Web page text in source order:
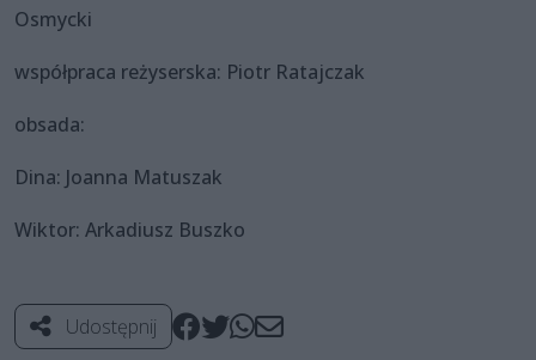
Osmycki
współpraca reżyserska: Piotr Ratajczak
obsada:
Dina: Joanna Matuszak
Wiktor: Arkadiusz Buszko
Udostępnij